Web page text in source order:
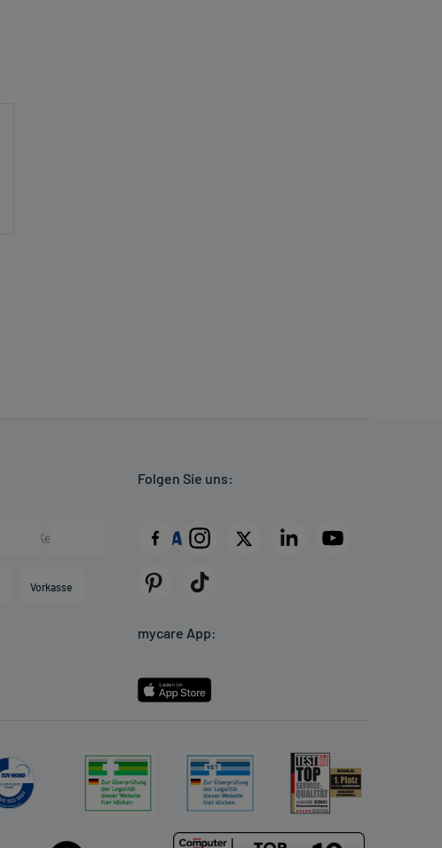
Vorkasse
Folgen Sie uns:
mycare App: